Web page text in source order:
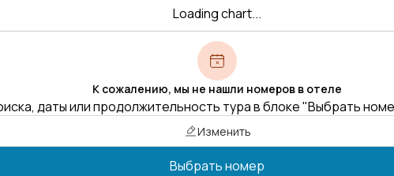
Loading chart...
К сожалению, мы не нашли номеров в отеле
даты или продолжительность тура в блоке "Выбрать
Изменить
Выбрать номер